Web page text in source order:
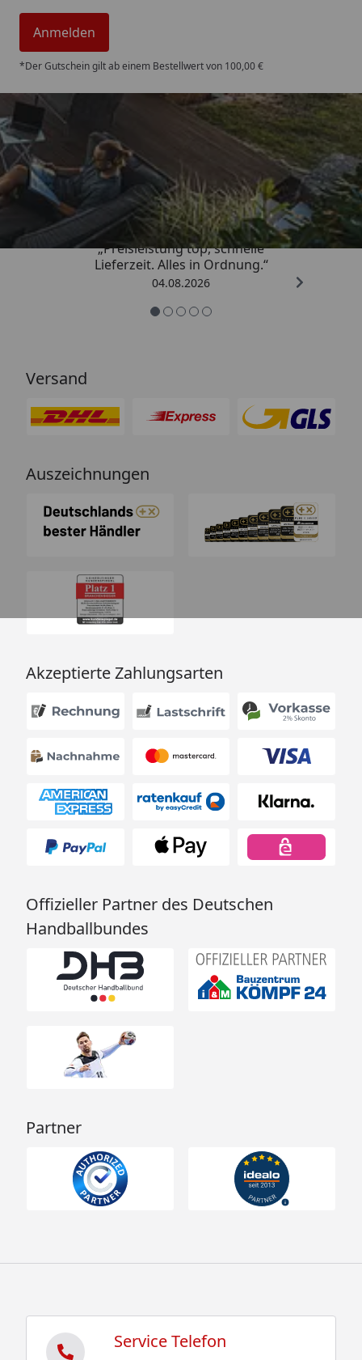
Anmelden
*Der Gutschein gilt ab einem Bestellwert von 100,00 €
Trusted Shops
4,85/ 5
„Preisleistung top, schnelle
Lieferzeit. Alles in Ordnung.“
04.08.2026
Versand
Auszeichnungen
Akzeptierte Zahlungsarten
Offizieller Partner des Deutschen
Handballbundes
Partner
Service Telefon